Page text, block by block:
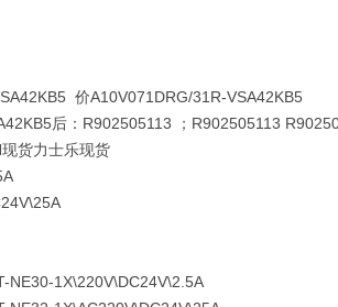
价A10V071DRG/31R-VSA42KB5
后：R902505113 ；R902505113
货力士乐现货
NE30-1X\220V\DC24V\2.5A